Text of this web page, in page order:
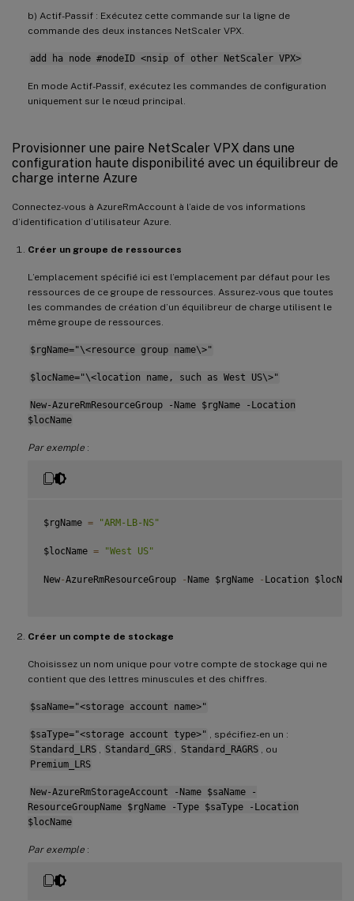
b) Actif-Passif : Exécutez cette commande sur la ligne de
commande des deux instances NetScaler VPX.
add ha node #nodeID <nsip of other NetScaler VPX>
En mode Actif-Passif, exécutez les commandes de configuration
uniquement sur le nœud principal.
Provisionner une paire NetScaler VPX dans une
configuration haute disponibilité avec un équilibreur de
charge interne Azure
Connectez-vous à AzureRmAccount à l’aide de vos informations
d’identification d’utilisateur Azure.
Créer un groupe de ressources
L’emplacement spécifié ici est l’emplacement par défaut pour les
ressources de ce groupe de ressources. Assurez-vous que toutes
les commandes de création d’un équilibreur de charge utilisent le
même groupe de ressources.
$rgName="\<resource group name\>"
$locName="\<location name, such as West US\>"
New-AzureRmResourceGroup -Name $rgName -Location
$locName
Par exemple :
$rgName = "ARM-LB-NS"
$locName = "West US"
New-AzureRmResourceGroup - Name $rgName - Location
Créer un compte de stockage
Choisissez un nom unique pour votre compte de stockage qui ne
contient que des lettres minuscules et des chiffres.
$saName="<storage account name>"
$saType="<storage account type>"
, spécifiez-en un :
Standard_LRS
Standard_GRS Standard_RAGRS
, ou
Premium_LRS
New-AzureRmStorageAccount -Name $saName -
ResourceGroupName $rgName -Type $saType -Location
$locName
Par exemple :